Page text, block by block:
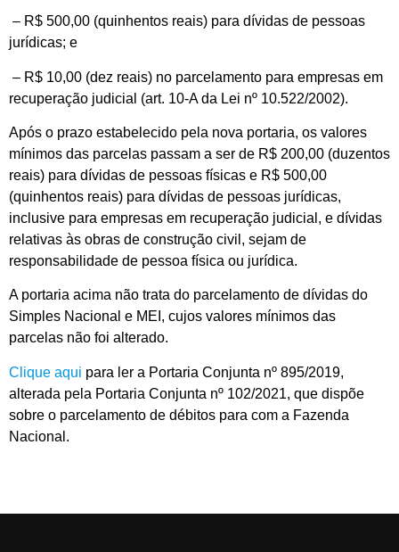
– R$ 500,00 (quinhentos reais) para dívidas de pessoas
jurídicas; e
– R$ 10,00 (dez reais) no parcelamento para empresas em
recuperação judicial (art. 10-A da Lei nº 10.522/2002).
Após o prazo estabelecido pela nova portaria, os valores
mínimos das parcelas passam a ser de R$ 200,00 (duzentos
reais) para dívidas de pessoas físicas e R$ 500,00
(quinhentos reais) para dívidas de pessoas jurídicas,
inclusive para empresas em recuperação judicial, e dívidas
relativas às obras de construção civil, sejam de
responsabilidade de pessoa física ou jurídica.
A portaria acima não trata do parcelamento de dívidas do
Simples Nacional e MEI, cujos valores mínimos das
parcelas não foi alterado.
Clique aqui para ler a Portaria Conjunta nº 895/2019,
alterada pela Portaria Conjunta nº 102/2021, que dispõe
sobre o parcelamento de débitos para com a Fazenda
Nacional.